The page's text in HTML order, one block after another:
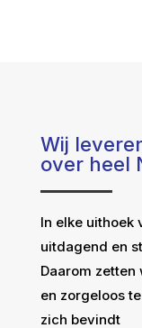
Wij
over heel
In elke uithoek
uitdagend en
Daarom zetten
en zorgeloos
zich bevindt